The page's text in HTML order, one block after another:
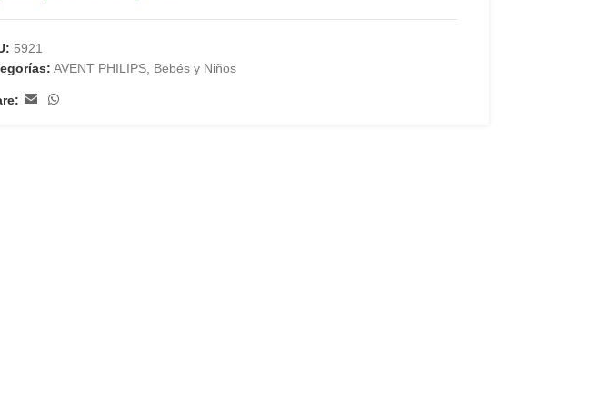
5921
AVENT PHILIPS, Bebés y Niños